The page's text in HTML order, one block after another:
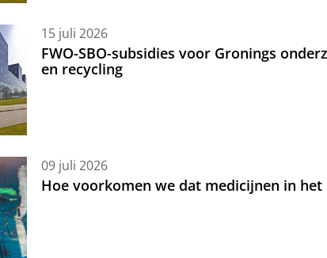
15 juli 2026
FWO-SBO-subsidies voor Gronings
en recycling
09 juli 2026
Hoe voorkomen we dat medicijnen in